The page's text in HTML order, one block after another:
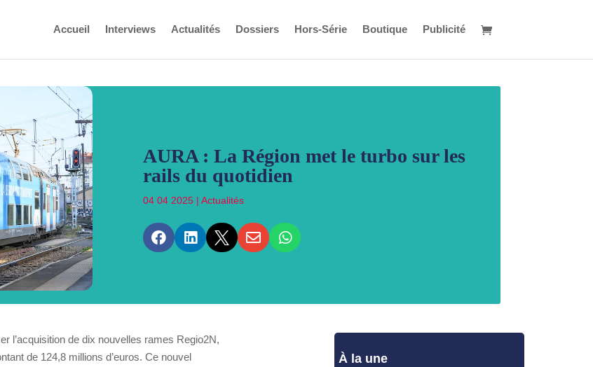
Accueil Interviews Actualités Dossiers Hors-Série Boutique Publicité
AURA : La Région met le turbo sur les
rails du quotidien
04 04 2025| Actualités
    
l’acquisition de dix nouvelles rames Regio2N,
de 124,8 millions d’euros. Ce nouvel
À la une